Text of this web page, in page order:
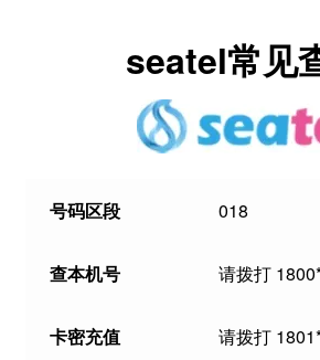
seatel常见
号码区段 018
查本机号 请拨打
卡密充值 请拨打